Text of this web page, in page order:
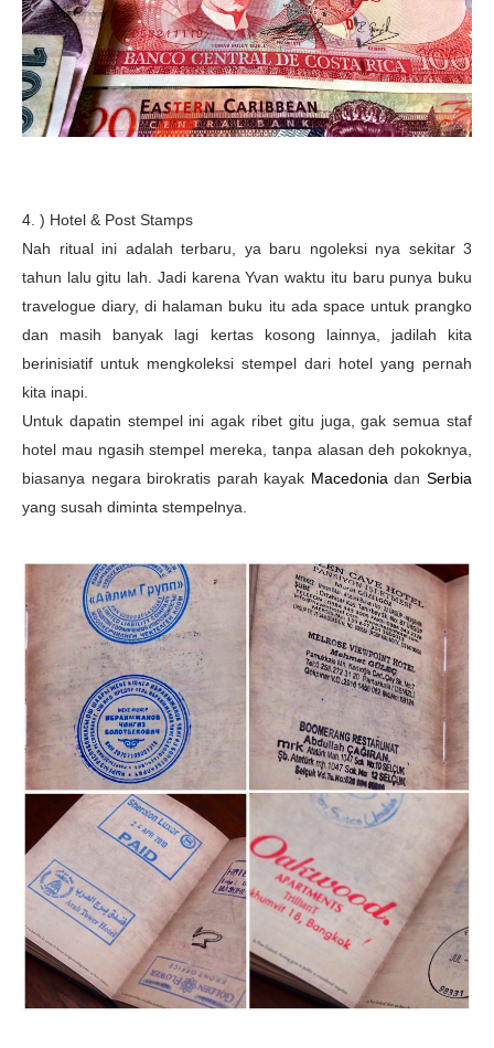
4. ) Hotel & Post Stamps
Nah ritual ini adalah terbaru, ya baru ngoleksi nya sekitar 3
tahun lalu gitu lah. Jadi karena Yvan waktu itu baru punya buku
travelogue diary, di halaman buku itu ada space untuk prangko
dan masih banyak lagi kertas kosong lainnya, jadilah kita
berinisiatif untuk mengkoleksi stempel dari hotel yang pernah
kita inapi.
Untuk dapatin stempel ini agak ribet gitu juga, gak semua staf
hotel mau ngasih stempel mereka, tanpa alasan deh pokoknya,
biasanya negara birokratis parah kayak Macedonia danSerbia
yang susah diminta stempelnya.